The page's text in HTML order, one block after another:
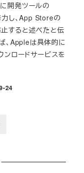
開発ツールの
し、App Storeの
すると述べたと伝
、Appleは具体的に
ロードサービスを
24